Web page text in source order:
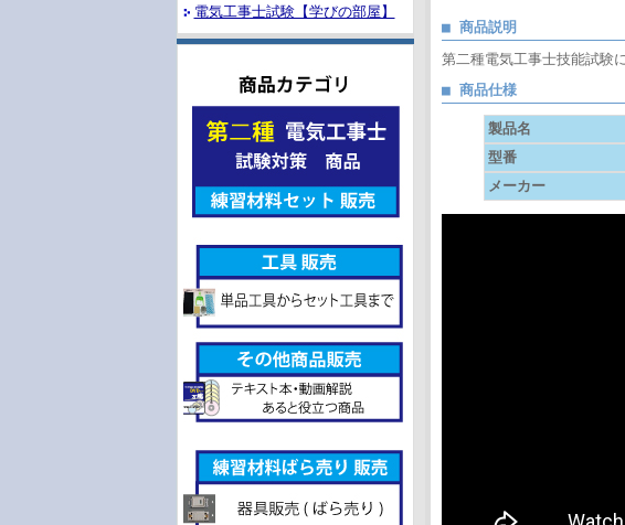
電気工事士試験【学びの部屋】
■ 商品説明
第二種電気工事士技能試験
■ 商品仕様
製品名
型番
メーカー